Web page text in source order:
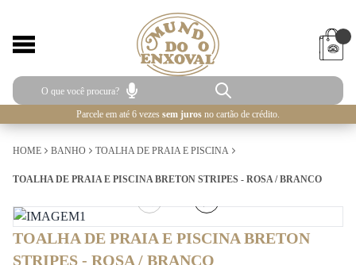
Parcele em até 6 vezes sem juros no cartão de crédito.
HOME BANHO TOALHA DE PRAIA E PISCINA
TOALHA DE PRAIA E PISCINA BRETON STRIPES - ROSA / BRANCO
TOALHA DE PRAIA E PISCINA BRETON
STRIPES - ROSA / BRANCO